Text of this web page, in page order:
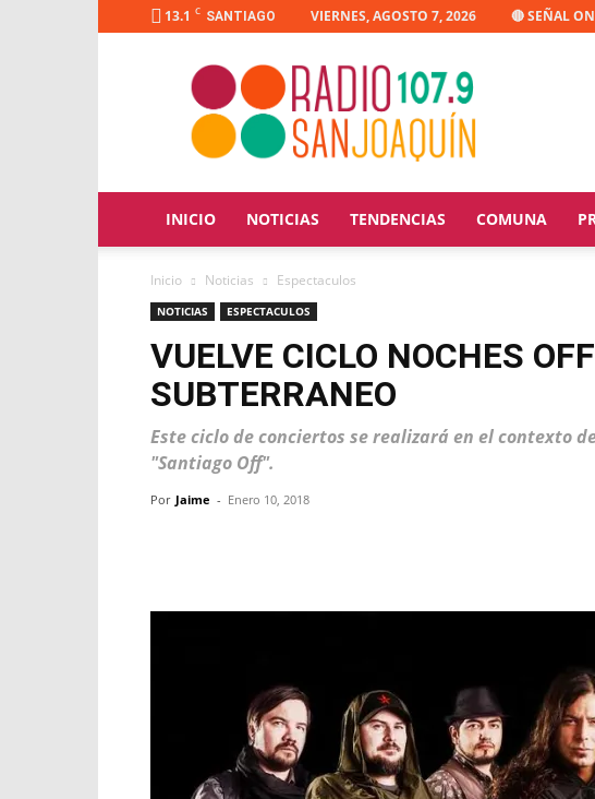
13.1 C SANTIAGO VIERNES, AGOSTO 7, 2026 🔴 SEÑAL
Radio
Joaquín
INICIO NOTICIAS TENDENCIAS COMUNA
Inicio Noticias Espectaculos
NOTICIAS ESPECTACULOS
VUELVE CICLO NOCHES
SUBTERRANEO
Este ciclo de conciertos se realizará en el contexto
"Santiago Off".
Por Jaime - Enero 10, 2018